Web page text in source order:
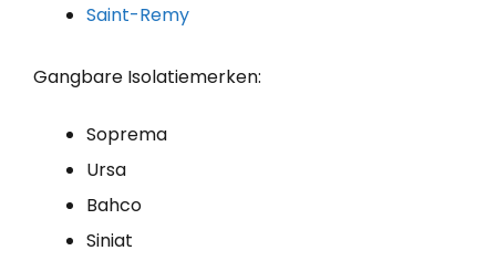
Saint-Remy
Gangbare Isolatiemerken:
Soprema
Ursa
Bahco
Siniat